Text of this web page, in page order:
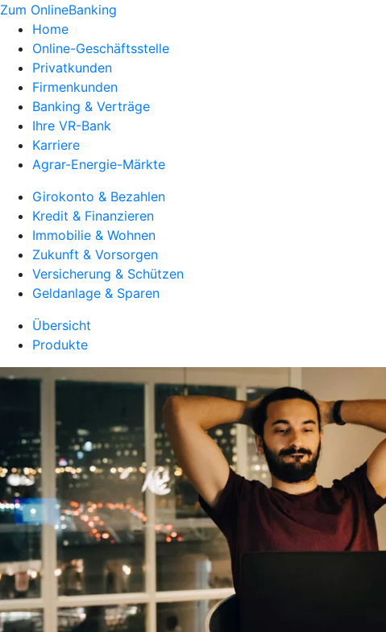
Zum OnlineBanking
Home
Online-Geschäftsstelle
Privatkunden
Firmenkunden
Banking & Verträge
Ihre VR-Bank
Karriere
Agrar-Energie-Märkte
Girokonto & Bezahlen
Kredit & Finanzieren
Immobilie & Wohnen
Zukunft & Vorsorgen
Versicherung & Schützen
Geldanlage & Sparen
Übersicht
Produkte